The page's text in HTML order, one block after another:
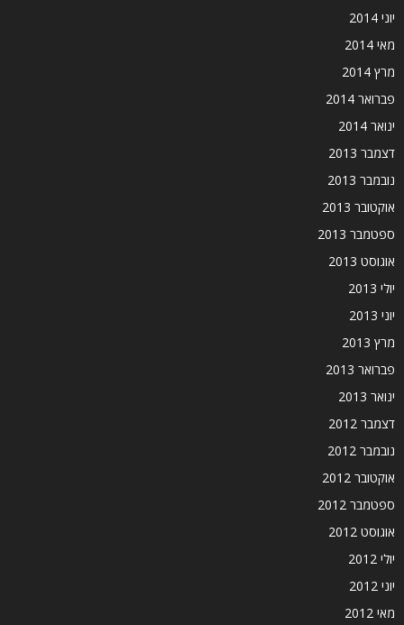
יוני 2014
מאי 2014
מרץ 2014
פברואר 2014
ינואר 2014
דצמבר 2013
נובמבר 2013
אוקטובר 2013
ספטמבר 2013
אוגוסט 2013
יולי 2013
יוני 2013
מרץ 2013
פברואר 2013
ינואר 2013
דצמבר 2012
נובמבר 2012
אוקטובר 2012
ספטמבר 2012
אוגוסט 2012
יולי 2012
יוני 2012
מאי 2012